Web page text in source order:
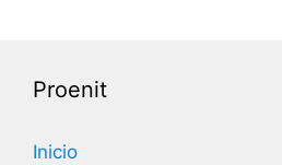
Proenit
Inicio